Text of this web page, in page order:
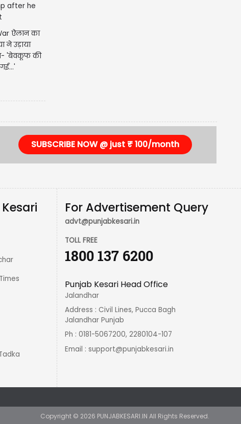
ऐलान का
ने उड़ाया
'बेवकूफ की
SUBSCRIBE NOW @ just ₹ 100/month
For Advertisement Query
advt@punjabkesari.in
TOLL FREE
1800 137 6200
Punjab Kesari Head Office
Jalandhar
Address : Civil Lines, Pucca Bagh
Jalandhar Punjab
Ph : 0181-5067200, 2280104-107
Email :support@punjabkesari.in
Copyright © 2026 PUNJABKESARI.IN All Rights Reserved.